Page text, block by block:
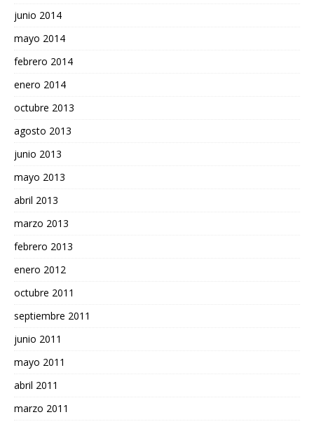
junio 2014
mayo 2014
febrero 2014
enero 2014
octubre 2013
agosto 2013
junio 2013
mayo 2013
abril 2013
marzo 2013
febrero 2013
enero 2012
octubre 2011
septiembre 2011
junio 2011
mayo 2011
abril 2011
marzo 2011